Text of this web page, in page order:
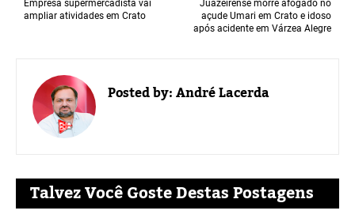
Juazeirense morre afogado no
açude Umari em Crato e idoso
após acidente em Várzea Alegre
Empresa supermercadista vai
ampliar atividades em Crato
Posted by:André Lacerda
Talvez Você Goste Destas Postagens